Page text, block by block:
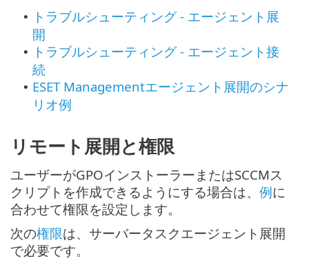
•
トラブルシューティング - エージェント展
開
•
トラブルシューティング - エージェント接
続
• ESET Managementエージェント展開のシナ
リオ例
リモート展開と権限
ユーザーがGPOインストーラーまたはSCCMス
クリプトを作成できるようにする場合は、 例に
合わせて権限を設定します。
次の権限は、サーバータスクエージェント展開
で必要です。